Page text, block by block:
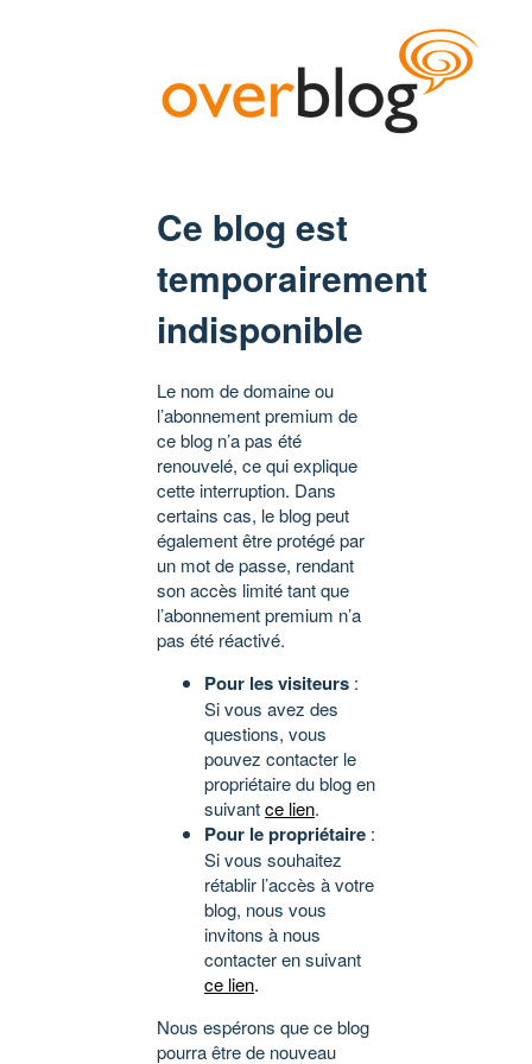
Ce blog est
temporairement
indisponible
Le nom de domaine ou
l’abonnement premium de
ce blog n’a pas été
renouvelé, ce qui explique
cette interruption. Dans
certains cas, le blog peut
également être protégé par
un mot de passe, rendant
son accès limité tant que
l’abonnement premium n’a
pas été réactivé.
Pour les visiteurs :
Si vous avez des
questions, vous
pouvez contacter le
propriétaire du blog en
suivantce lien.
Pour le propriétaire :
Si vous souhaitez
rétablir l’accès à votre
blog, nous vous
invitons à nous
contacter en suivant
ce lien.
Nous espérons que ce blog
pourra être de nouveau